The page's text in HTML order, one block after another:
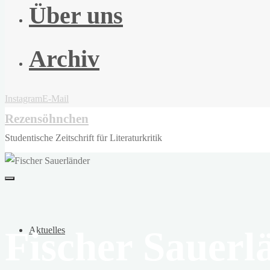
Über uns
Archiv
InstagramE-Mail
Rezensöhnchen
Studentische Zeitschrift für Literaturkritik
Aktuelles
Fischer